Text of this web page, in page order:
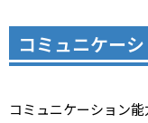
コミュニケー
コミュニケーション